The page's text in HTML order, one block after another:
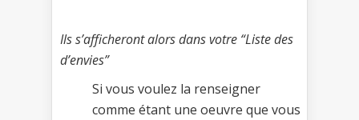
Ils s’afficheront alors dans votre “Liste des
d’envies”
Si vous voulez la renseigner
comme étant une oeuvre que vous